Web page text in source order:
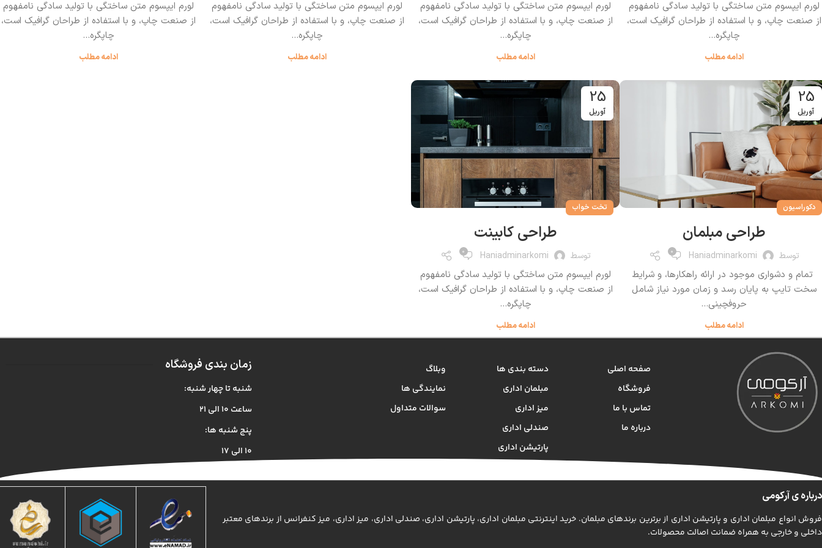
لورم ایپسوم متن ساختگی با تولید سادگی نامفهوم
از صنعت چاپ، و با استفاده از طراحان گرافیک است،
چاپگره...
ادامه مطلب
لورم ایپسوم متن ساختگی با تولید سادگی نامفهوم
از صنعت چاپ، و با استفاده از طراحان گرافیک است،
چاپگره...
ادامه مطلب
لورم ایپسوم متن ساختگی با تولید سادگی نامفهوم
از صنعت چاپ، و با استفاده از طراحان گرافیک است،
چاپگره...
ادامه مطلب
لورم ایپسوم متن ساختگی با تولید سادگی نامفهوم
از صنعت چاپ، و با استفاده از طراحان گرافیک است،
چاپگره...
ادامه مطلب
25
آوریل
دکوراسیون
طراحی مبلمان
توسط Haniadminarkomi
0
تمام و دشواری موجود در ارائه راهکارها، و شرایط
سخت تایپ به پایان رسد و زمان مورد نیاز شامل
حروفچینی...
ادامه مطلب
25
آوریل
تخت خواب
طراحی کابینت
توسط Haniadminarkomi
0
لورم ایپسوم متن ساختگی با تولید سادگی نامفهوم
از صنعت چاپ، و با استفاده از طراحان گرافیک است،
چاپگره...
ادامه مطلب
صفحه اصلی
فروشگاه
تماس با ما
درباره ما
دسته بندی ها
مبلمان اداری
میز اداری
صندلی اداری
پارتیشن اداری
وبلاگ
نمایندگی ها
سوالات متداول
زمان بندی فروشگاه
شنبه تا چهار شنبه:
ساعت ۱۰ الی ۲۱
پنج شنبه ها:
۱۰ الی ۱۷
درباره ی آرکومی
فروش انواع مبلمان اداری و پارتیشن اداری از برترین برندهای مبلمان. خرید اینترنتی مبلمان اداری، پارتیشن اداری، صندلی اداری، میز اداری، میز کنفرانس از برندهای معتبر
داخلی و خارجی به همراه ضمانت اصالت محصولات.